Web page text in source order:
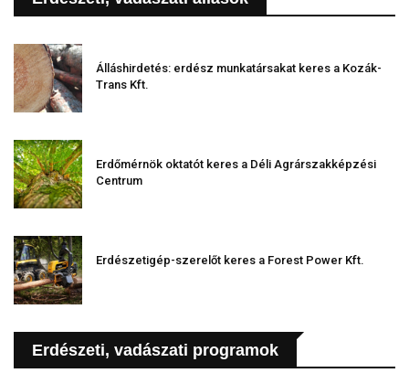
Álláshirdetés: erdész munkatársakat keres a Kozák-
Trans Kft.
Erdőmérnök oktatót keres a Déli Agrárszakképzési
Centrum
Erdészetigép-szerelőt keres a Forest Power Kft.
Erdészeti, vadászati programok